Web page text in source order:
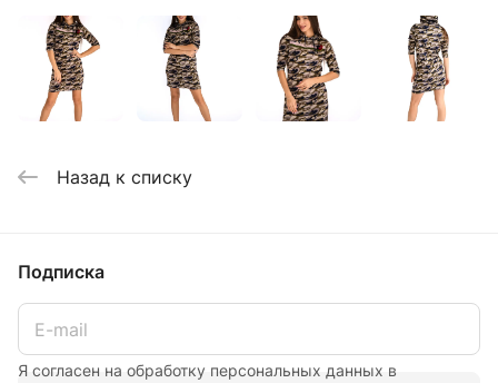
Назад к списку
Подписка
Я согласен на обработку персональных данных в